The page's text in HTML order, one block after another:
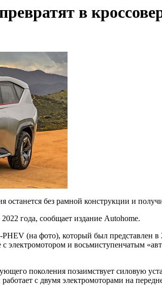
в
без рамной конструкции и
года, сообщает издание Autohome.
PHEV (на фото), который был представлен
электромотором и восьмиступенчатым
поколения позаимствует силовую
с двумя электромоторами на